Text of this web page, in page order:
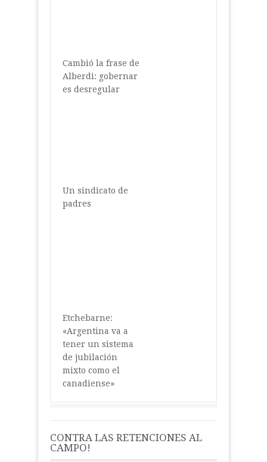
Cambió la frase de
Alberdi: gobernar
es desregular
Un sindicato de
padres
Etchebarne:
«Argentina va a
tener un sistema
de jubilación
mixto como el
canadiense»
CONTRA LAS RETENCIONES AL
CAMPO!